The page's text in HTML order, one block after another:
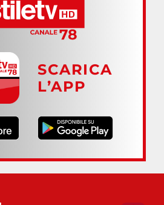
SCARICA
L’APP